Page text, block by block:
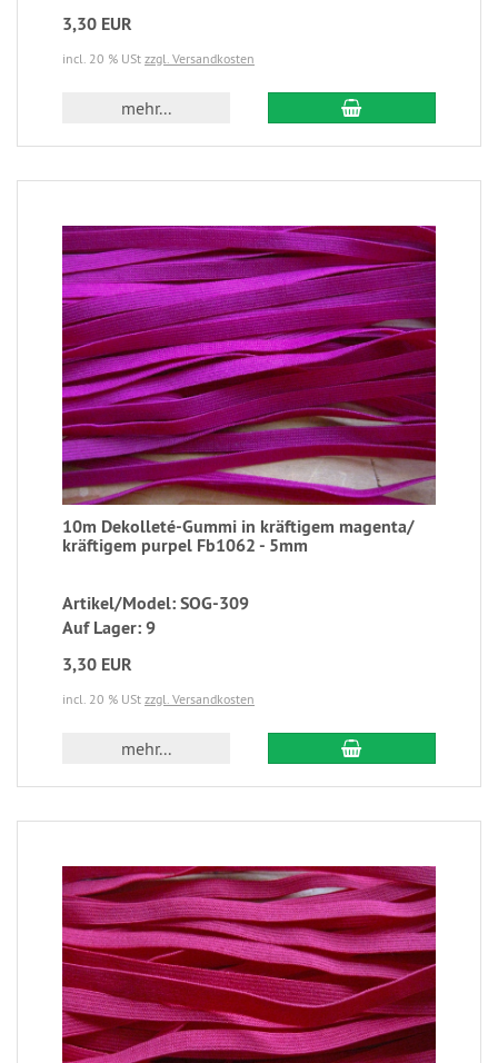
3,30 EUR
incl. 20 % USt zzgl. Versandkosten
mehr...
10m Dekolleté-Gummi in kräftigem magenta/
kräftigem purpel Fb1062 - 5mm
Artikel/Model: SOG-309
Auf Lager: 9
3,30 EUR
incl. 20 % USt zzgl. Versandkosten
mehr...